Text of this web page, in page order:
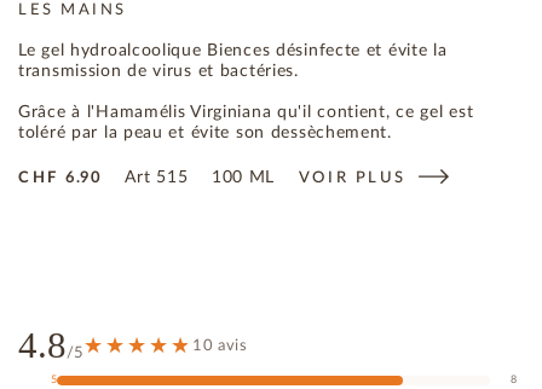
LES MAINS
Le gel hydroalcoolique Biences désinfecte et évite la
transmission de virus et bactéries.
Grâce à l'Hamamélis Virginiana qu'il contient, ce gel est
toléré par la peau et évite son dessèchement.
CHF6.90 Art 515 100 ML VOIR PLUS
4.8/5 10 avis
5
8